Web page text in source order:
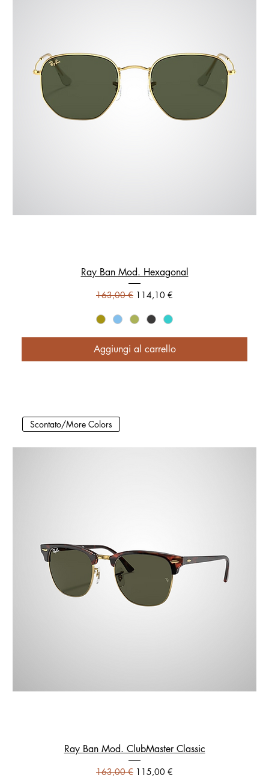
Ray Ban Mod. Hexagonal
Prezzo regolare
163,00 € Prezzo scontato
114,10 €
Aggiungi al carrello
Scontato/More Colors
Ray Ban Mod. ClubMaster Classic
Prezzo regolare
163,00 € Prezzo scontato
115,00 €